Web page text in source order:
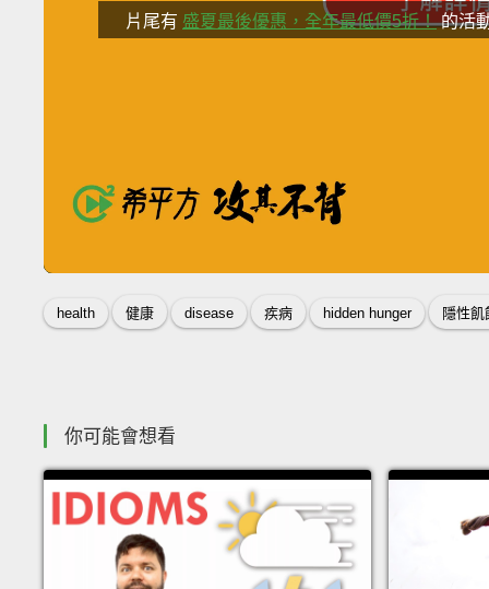
片尾有 盛夏最後優惠，全年最低價5折！的活
英文課程不買貴的
只選最好的
health 健康 disease 疾病 hidden hunger 隱性飢
你可能會想看